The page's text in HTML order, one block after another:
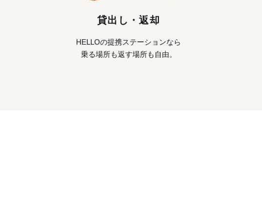
貸出し・返却
HELLOの提携ステーションなら
乗る場所も返す場所も自由。